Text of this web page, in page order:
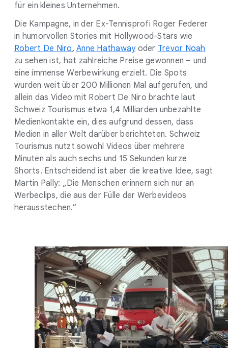
für ein kleines Unternehmen.
Die Kampagne, in der Ex-Tennisprofi Roger Federer
in humorvollen Stories mit Hollywood-Stars wie
Robert De Niro, Anne Hathawayoder Trevor Noah
zu sehen ist, hat zahlreiche Preise gewonnen – und
eine immense Werbewirkung erzielt. Die Spots
wurden weit über 200 Millionen Mal aufgerufen, und
allein das Video mit Robert De Niro brachte laut
Schweiz Tourismus etwa 1,4 Milliarden unbezahlte
Medienkontakte ein, dies aufgrund dessen, dass
Medien in aller Welt darüber berichteten. Schweiz
Tourismus nutzt sowohl Videos über mehrere
Minuten als auch sechs und 15 Sekunden kurze
Shorts. Entscheidend ist aber die kreative Idee, sagt
Martin Pally: „Die Menschen erinnern sich nur an
Werbeclips, die aus der Fülle der Werbevideos
herausstechen.“